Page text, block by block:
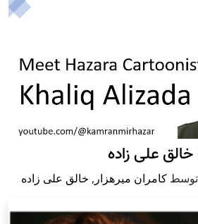
خالق علی زاده
توسط کامران میرهزار , خالق علی زاده